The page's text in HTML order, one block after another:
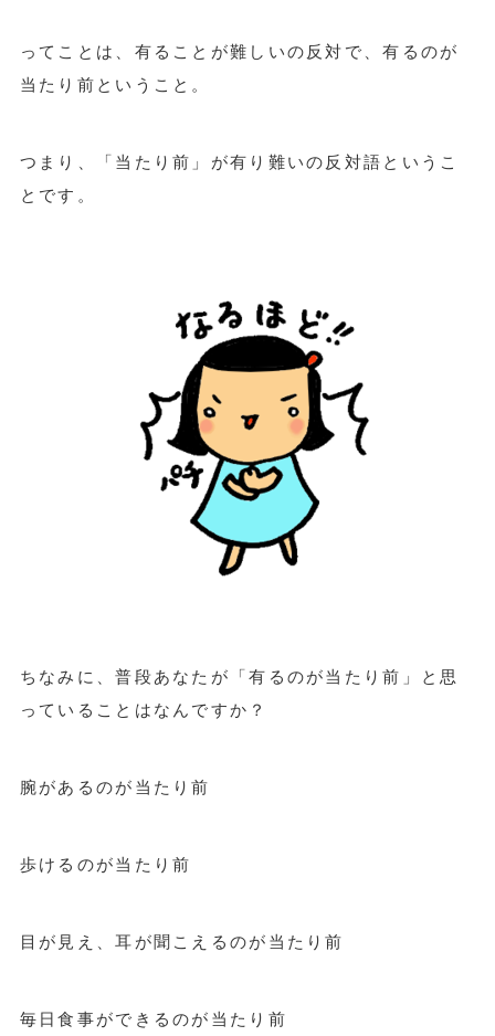
ってことは、有ることが難しいの反対で、有るのが
当たり前ということ。
つまり、「当たり前」が有り難いの反対語というこ
とです。
ちなみに、普段あなたが「有るのが当たり前」と思
っていることはなんですか？
腕があるのが当たり前
歩けるのが当たり前
目が見え、耳が聞こえるのが当たり前
毎日食事ができるのが当たり前